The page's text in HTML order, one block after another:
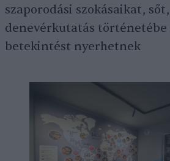
szaporodási szokásaikat,
denevérkutatás történetébe
betekintést nyerhetnek